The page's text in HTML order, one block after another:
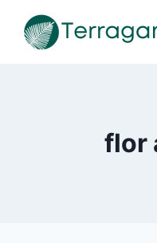
para
flor